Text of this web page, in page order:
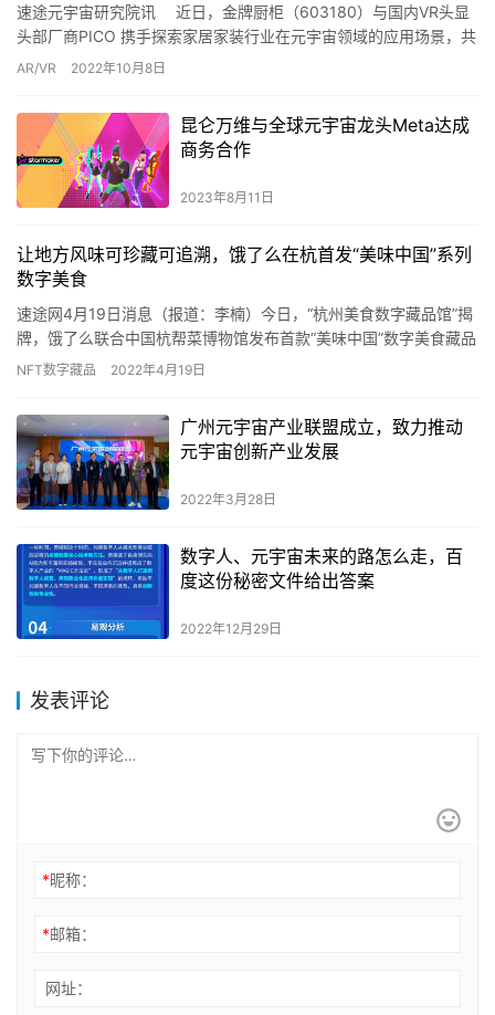
速途元宇宙研究院讯 近日，金牌厨柜（603180）与国内VR头显
头部厂商PICO 携手探索家居家装行业在元宇宙领域的应用场景，共
同推动产业业态创新，为广大用户提供更优质的体验与服…
AR/VR 2022年10月8日
昆仑万维与全球元宇宙龙头Meta达成
商务合作
2023年8月11日
让地方风味可珍藏可追溯，饿了么在杭首发“美味中国”系列
数字美食
速途网4月19日消息（报道：李楠）今日，“杭州美食数字藏品馆”揭
牌，饿了么联合中国杭帮菜博物馆发布首款“美味中国”数字美食藏品
“鳕鱼狮子头”。据悉，这是杭州市商务局与饿了么共建的全…
NFT数字藏品 2022年4月19日
广州元宇宙产业联盟成立，致力推动
元宇宙创新产业发展
2022年3月28日
数字人、元宇宙未来的路怎么走，百
度这份秘密文件给出答案
2022年12月29日
发表评论
*昵称：
*邮箱：
网址：